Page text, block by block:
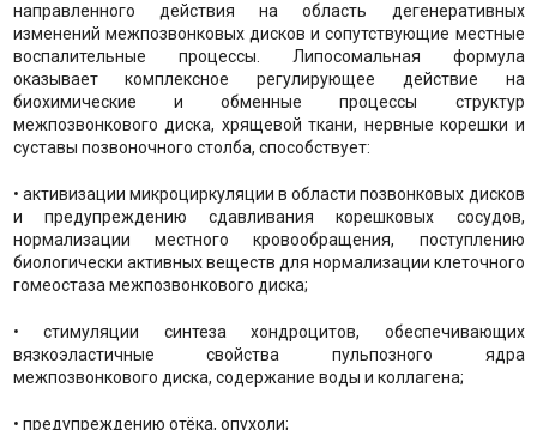
направленного действия на область дегенеративных
изменений межпозвонковых дисков и сопутствующие местные
воспалительные процессы. Липосомальная формула
оказывает комплексное регулирующее действие на
биохимические и обменные процессы структур
межпозвонкового диска, хрящевой ткани, нервные корешки и
суставы позвоночного столба, способствует:
• активизации микроциркуляции в области позвонковых дисков
и предупреждению сдавливания корешковых сосудов,
нормализации местного кровообращения, поступлению
биологически активных веществ для нормализации клеточного
гомеостаза межпозвонкового диска;
• стимуляции синтеза хондроцитов, обеспечивающих
вязкоэластичные свойства пульпозного ядра
межпозвонкового диска, содержание воды и коллагена;
• предупреждению отёка, опухоли;